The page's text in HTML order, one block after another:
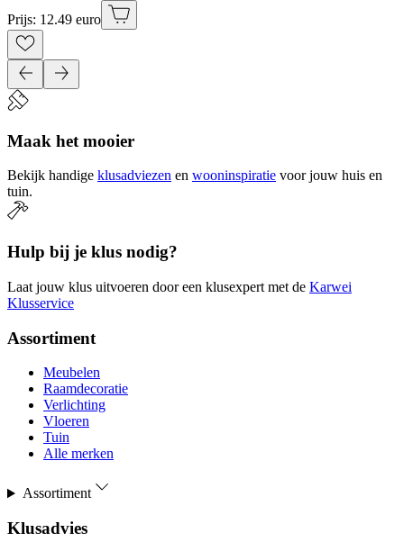
Prijs: 12.49 euro
Maak het mooier
Bekijk handige klusadviezen en wooninspiratie voor jouw huis en
tuin.
Hulp bij je klus nodig?
Laat jouw klus uitvoeren door een klusexpert met de Karwei
Klusservice
Assortiment
Meubelen
Raamdecoratie
Verlichting
Vloeren
Tuin
Alle merken
Assortiment
Klusadvies